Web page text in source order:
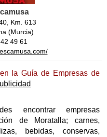
Km. 613
(Murcia)
49 61
la Guía de Empresas de
encontrar empresas
de Moratalla; carnes,
bebidas, conservas,